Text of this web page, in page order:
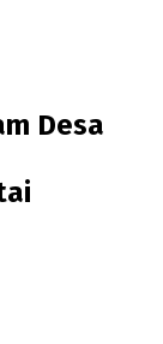
Desa